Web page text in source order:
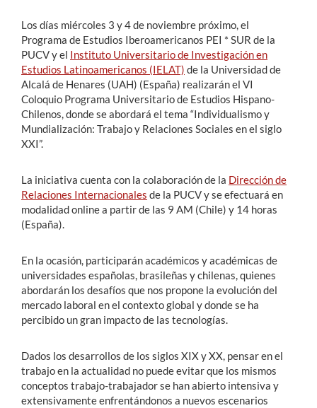
English
Los días miércoles 3 y 4 de noviembre próximo, el
Programa de Estudios Iberoamericanos PEI * SUR de la
PUCV y el Instituto Universitario de Investigación en
Estudios Latinoamericanos (IELAT) de la Universidad de
Alcalá de Henares (UAH) (España) realizarán el VI
Coloquio Programa Universitario de Estudios Hispano-
Chilenos, donde se abordará el tema “Individualismo y
Mundialización: Trabajo y Relaciones Sociales en el siglo
XXI”.
La iniciativa cuenta con la colaboración de la Dirección de
Relaciones Internacionales de la PUCV y se efectuará en
modalidad online a partir de las 9 AM (Chile) y 14 horas
(España).
En la ocasión, participarán académicos y académicas de
universidades españolas, brasileñas y chilenas, quienes
abordarán los desafíos que nos propone la evolución del
mercado laboral en el contexto global y donde se ha
percibido un gran impacto de las tecnologías.
Dados los desarrollos de los siglos XIX y XX, pensar en el
trabajo en la actualidad no puede evitar que los mismos
conceptos trabajo-trabajador se han abierto intensiva y
extensivamente enfrentándonos a nuevos escenarios